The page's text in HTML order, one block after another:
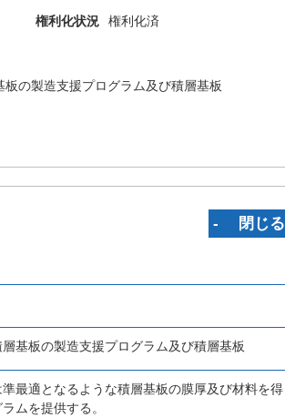
権利化状況 権利化済
の製造支援プログラム及び積層基板
‐ 閉じる
基板の製造支援プログラム及び積層基板
最適となるような積層基板の膜厚及び材料を得
ムを提供する。